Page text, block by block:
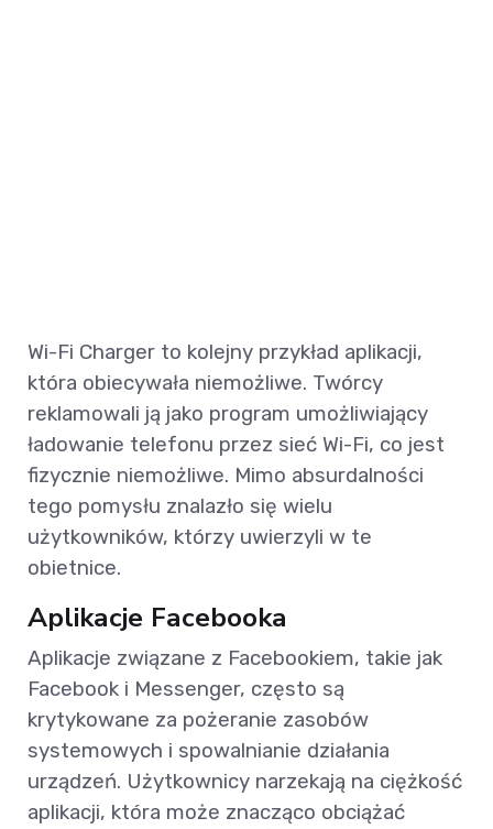
Wi-Fi Charger to kolejny przykład aplikacji,
która obiecywała niemożliwe. Twórcy
reklamowali ją jako program umożliwiający
ładowanie telefonu przez sieć Wi-Fi, co jest
fizycznie niemożliwe. Mimo absurdalności
tego pomysłu znalazło się wielu
użytkowników, którzy uwierzyli w te
obietnice.
Aplikacje Facebooka
Aplikacje związane z Facebookiem, takie jak
Facebook i Messenger, często są
krytykowane za pożeranie zasobów
systemowych i spowalnianie działania
urządzeń. Użytkownicy narzekają na ciężkość
aplikacji, która może znacząco obciążać